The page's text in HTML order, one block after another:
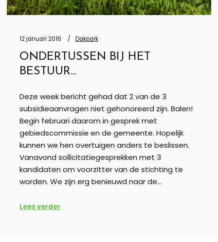
12 januari 2016 Dakpark
ONDERTUSSEN BIJ HET
BESTUUR…
Deze week bericht gehad dat 2 van de 3
subsidieaanvragen niet gehonoreerd zijn. Balen!
Begin februari daarom in gesprek met
gebiedscommissie en de gemeente. Hopelijk
kunnen we hen overtuigen anders te beslissen.
Vanavond sollicitatiegesprekken met 3
kandidaten om voorzitter van de stichting te
worden. We zijn erg benieuwd naar de…
Lees verder